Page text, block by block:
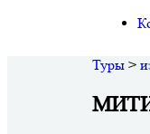
Туры >